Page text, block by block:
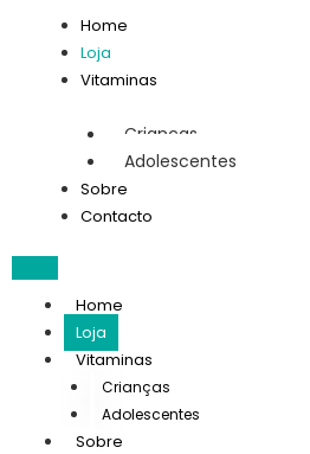
Home
Loja
Vitaminas
Crianças
Adolescentes
Sobre
Contacto
Home
Loja
Vitaminas
Crianças
Adolescentes
Sobre